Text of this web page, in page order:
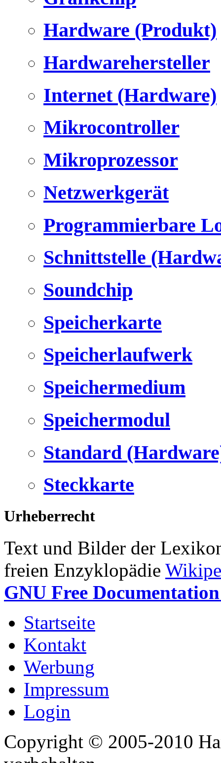
Hardware (Produkt)
Hardwarehersteller
Internet (Hardware)
Mikrocontroller
Mikroprozessor
Netzwerkgerät
Programmierbare
Schnittstelle
Soundchip
Speicherkarte
Speicherlaufwerk
Speichermedium
Speichermodul
Standard
Steckkarte
Urheberrecht
Text und Bilder der
freien Enzyklopädie
GNU Free
Startseite
Kontakt
Werbung
Impressum
Login
Copyright © 2005-2010